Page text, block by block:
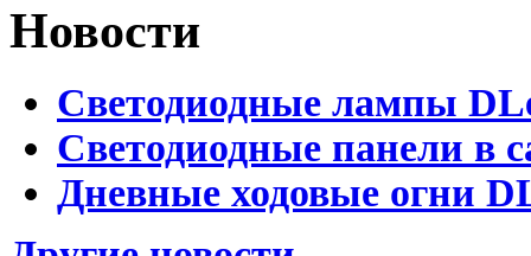
Новости
Светодиодные лампы
Светодиодные панели в
Дневные ходовые огни